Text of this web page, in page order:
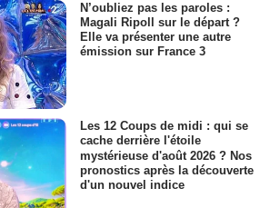
N’oubliez pas les paroles :
Magali Ripoll sur le départ ?
Elle va présenter une autre
émission sur France 3
Les 12 Coups de midi : qui se
cache derrière l'étoile
mystérieuse d'août 2026 ? Nos
pronostics après la découverte
d'un nouvel indice